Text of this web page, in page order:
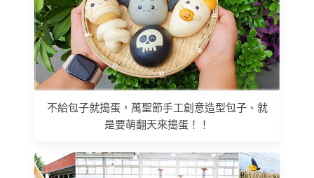
不給包子就搗蛋，萬聖節手工創意造型包子、就
是要萌翻天來搗蛋！！